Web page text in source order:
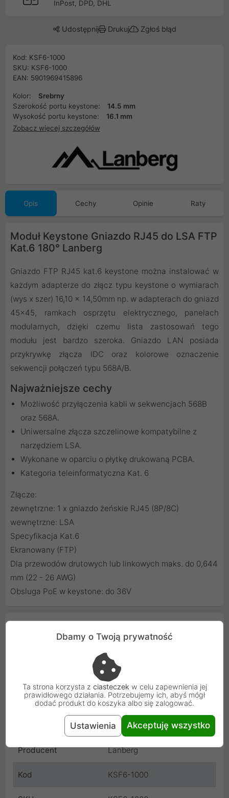
InPost, DPD, DHL
Udostępnij Drukuj Zgłoś błąd
Kod: KSF6-1000
SKU: KSF6-1000
EAN: 5901969415896
Kolor:
Srebrny
Szerokość portu keystone:
14.5 mm
Wysokość portu keystone:
16.1 mm
Zobacz więcej szczegółów
Opis Cechy Opinie Raty
Moduł Keystone Gniazdo RJ45 do LSA FTP
Kat.6 180° Lanberg
Gniazdo FTP RJ45 kat.6 keystone można instalować w
każdym adapterze do złącz typu keystone o wymiarach
(wys x szer) 16,10 x 14,50mm np. w adapterach do gniazd
45x45, ramkach osprzętu elektrycznego, panelach
modularnych, dzięki czemu lista zastosowań tego
modułu jest bardzo szeroka. Gniazdo LAN posiada
przykrywkę złącza IDC oraz kolorowe oznaczenie
sekwencji połączeń typu 568A/B.
Najważniejsze cechy
Możliwość przyłączenia kabli w sekwencjach 568B
oraz 568A.
Uniwersalne złącza szczelinowe kompatybilne z
narzędziem LSA.
Wykonane w oparciu o płytkę drukowaną PCBA.
Kategoria teleinformatyczna Kat. 6
Złącze:
zewnętrzne: 1 x gniazdo żeńskie RJ45 (8P/8C)
wewnętrzne: LSA
Specyfikacja Kat.6
Ekranowany (FTP)
Dla przewodów drutowych lub linkowych maks. do 0,644
mm (22 - 26 AWG)
Obsluga PoE w keystone: do 36V
keystone
14.5 mm
Wysokość portu
16.1 mm
Producent Lanberg
Kod KSF6-1000
Dbamy o Twoją prywatność
Ta strona korzysta z ciasteczek w celu zapewnienia jej
prawidłowego działania. Potrzebujemy ich, abyś mógł
dodać produkt do koszyka albo się zalogować.
Ustawienia Akceptuję wszystko